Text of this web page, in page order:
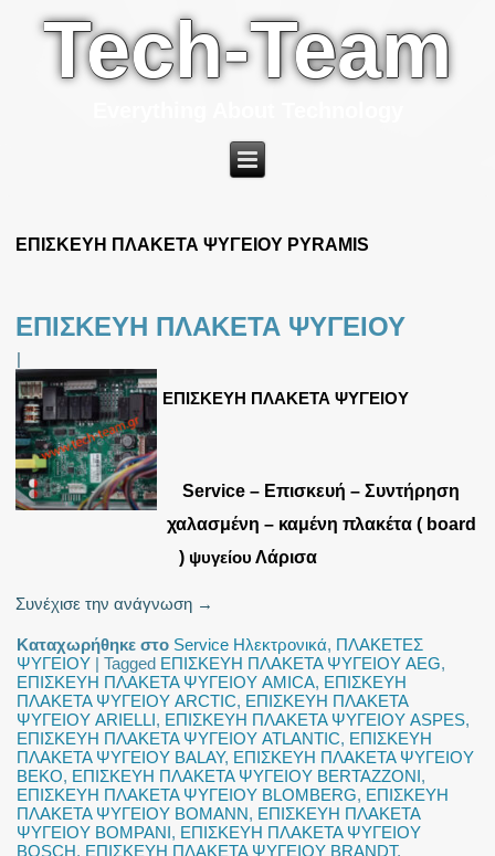
Tech-Team
ΕΠΙΣΚΕΥΗ ΠΛΑΚΕΤΑ ΨΥΓΕΙΟΥ PYRAMIS
ΕΠΙΣΚΕΥΗ ΠΛΑΚΕΤΑ ΨΥΓΕΙΟΥ
|
ΕΠΙΣΚΕΥΗ ΠΛΑΚΕΤΑ ΨΥΓΕΙΟΥ
Service – Επισκευή – Συντήρηση
χαλασμένη – καμένη πλακέτα ( board
) ψυγείου Λάρισα
Συνέχισε την ανάγνωση →
Καταχωρήθηκε στο Service Ηλεκτρονικά, ΠΛΑΚΕΤΕΣ
ΨΥΓΕΙΟΥ |Tagged ΕΠΙΣΚΕΥΗ ΠΛΑΚΕΤΑ ΨΥΓΕΙΟΥ AEG,
ΕΠΙΣΚΕΥΗ ΠΛΑΚΕΤΑ ΨΥΓΕΙΟΥ AMICA, ΕΠΙΣΚΕΥΗ
ΠΛΑΚΕΤΑ ΨΥΓΕΙΟΥ ARCTIC, ΕΠΙΣΚΕΥΗ ΠΛΑΚΕΤΑ
ΨΥΓΕΙΟΥ ARIELLI, ΕΠΙΣΚΕΥΗ ΠΛΑΚΕΤΑ ΨΥΓΕΙΟΥ ASPES,
ΕΠΙΣΚΕΥΗ ΠΛΑΚΕΤΑ ΨΥΓΕΙΟΥ ATLANTIC, ΕΠΙΣΚΕΥΗ
ΠΛΑΚΕΤΑ ΨΥΓΕΙΟΥ BALAY, ΕΠΙΣΚΕΥΗ ΠΛΑΚΕΤΑ ΨΥΓΕΙΟΥ
BEKO, ΕΠΙΣΚΕΥΗ ΠΛΑΚΕΤΑ ΨΥΓΕΙΟΥ BERTAZZONI,
ΕΠΙΣΚΕΥΗ ΠΛΑΚΕΤΑ ΨΥΓΕΙΟΥ BLOMBERG, ΕΠΙΣΚΕΥΗ
ΠΛΑΚΕΤΑ ΨΥΓΕΙΟΥ BOMANN, ΕΠΙΣΚΕΥΗ ΠΛΑΚΕΤΑ
ΨΥΓΕΙΟΥ BOMPANI, ΕΠΙΣΚΕΥΗ ΠΛΑΚΕΤΑ ΨΥΓΕΙΟΥ
BOSCH, ΕΠΙΣΚΕΥΗ ΠΛΑΚΕΤΑ ΨΥΓΕΙΟΥ BRANDT,